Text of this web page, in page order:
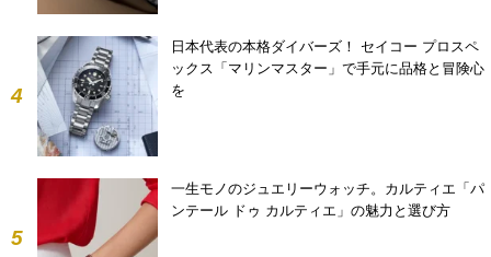
4
日本代表の本格ダイバーズ！ セイコー プロスペ
ックス「マリンマスター」で手元に品格と冒険心
を
5
一生モノのジュエリーウォッチ。カルティエ「パ
ンテール ドゥ カルティエ」の魅力と選び方